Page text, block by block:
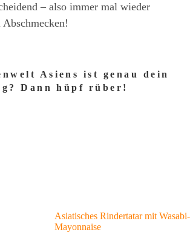
– also immer mal wieder
Asiens ist genau dein
Dann hüpf rüber!
Asiatisches Rindertatar mit Wasabi-
Mayonnaise